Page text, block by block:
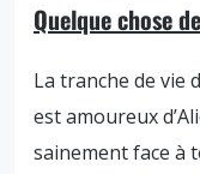
Quelque chose
La tranche de vie
est amoureux
sainement face à